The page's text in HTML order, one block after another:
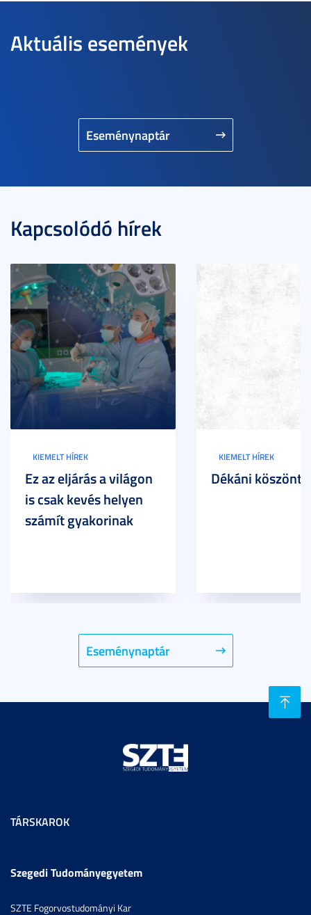
Aktuális események
Eseménynaptár
Kapcsolódó hírek
Eseménynaptár
KIEMELT HÍREK
Ez az eljárás a világon
is csak kevés helyen
számít gyakorinak
KIEMELT HÍREK
Dékáni köszöntő
TÁRSKAROK
Szegedi Tudományegyetem
SZTE Fogorvostudományi Kar